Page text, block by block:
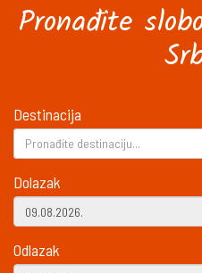
Pronađite
Destinacija
Pronađite destinaciju...
Dolazak
Odlazak